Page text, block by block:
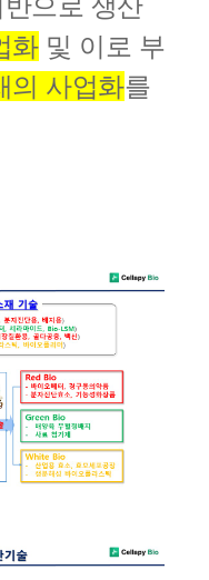
으로 생산
화및 이로 부
의 사업화를